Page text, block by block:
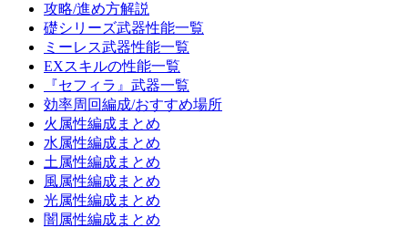
攻略/進め方解説
礎シリーズ武器性能一覧
ミーレス武器性能一覧
EXスキルの性能一覧
『セフィラ』武器一覧
効率周回編成/おすすめ場所
火属性編成まとめ
水属性編成まとめ
土属性編成まとめ
風属性編成まとめ
光属性編成まとめ
闇属性編成まとめ